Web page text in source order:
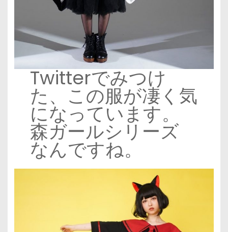
Twitterでみつけ
た、この服が凄く気
になっています。
森ガールシリーズ
なんですね。